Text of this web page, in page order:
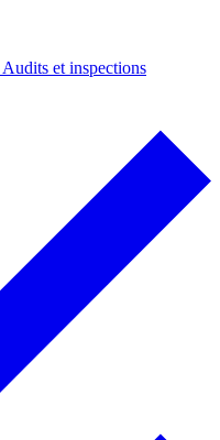
Audits et inspections